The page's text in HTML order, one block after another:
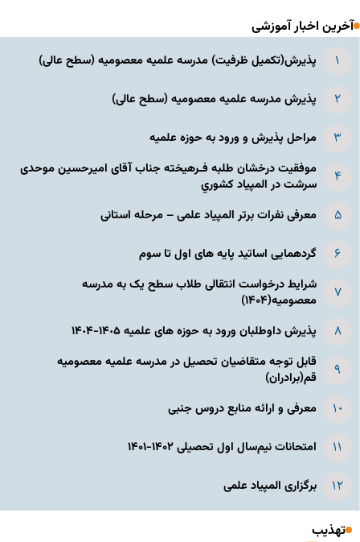
آخرین اخبار آموزشی
پذیرش(تکمیل ظرفیت) مدرسه علمیه معصومیه‌ (سطح عالی)
پذیرش مدرسه علمیه معصومیه‌ (سطح عالی)
مراحل پذیرش و ورود به حوزه علمیه
موفقیت درخشان طلبه فـرهیخته جناب آقای امیرحسین موحدی
سرشت در المپياد كشوري
معرفی نفرات برتر المپیاد علمی – مرحله استانی
گردهمایی اساتید پایه های اول تا سوم
شرایط درخواست انتقالی طلاب سطح یک به مدرسه
معصومیه(۱۴۰۴)
پذیرش داوطلبان ورود به حوزه های علمیه ١۴٠۵-١۴٠۴
قابل توجه متقاضیان تحصیل در مدرسه علمیه معصومیه
قم(برادران)
معرفی و ارائه منابع دروس جنبی
امتحانات نیم‌سال اول تحصیلی ۱۴۰۲-۱۴۰۱
برگزاری المپیاد علمی
تهذیب